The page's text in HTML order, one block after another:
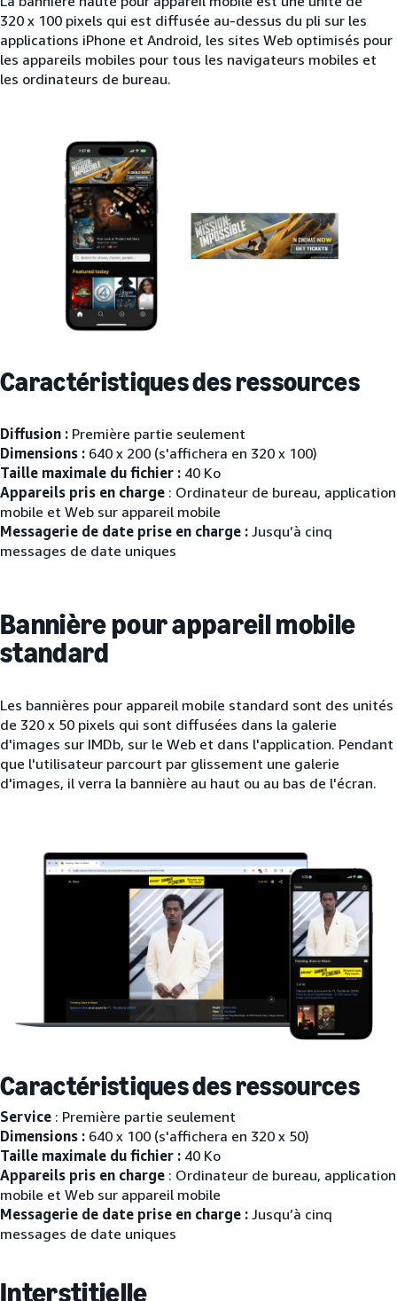
320 x 100 pixels qui est diffusée au-dessus du pli sur les
applications iPhone et Android, les sites Web optimisés pour
les appareils mobiles pour tous les navigateurs mobiles et
les ordinateurs de bureau.
Caractéristiques des ressources
Diffusion : Première partie seulement
Dimensions : 640 x 200 (s'affichera en 320 x 100)
Taille maximale du fichier : 40 Ko
Appareils pris en charge : Ordinateur de bureau, application
mobile et Web sur appareil mobile
Messagerie de date prise en charge : Jusqu’à cinq
messages de date uniques
Bannière pour appareil mobile
standard
Les bannières pour appareil mobile standard sont des unités
de 320 x 50 pixels qui sont diffusées dans la galerie
d'images sur IMDb, sur le Web et dans l'application. Pendant
que l'utilisateur parcourt par glissement une galerie
d'images, il verra la bannière au haut ou au bas de l'écran.
Caractéristiques des ressources
Service : Première partie seulement
Dimensions : 640 x 100 (s'affichera en 320 x 50)
Taille maximale du fichier : 40 Ko
Appareils pris en charge : Ordinateur de bureau, application
mobile et Web sur appareil mobile
Messagerie de date prise en charge : Jusqu’à cinq
messages de date uniques
Interstitielle